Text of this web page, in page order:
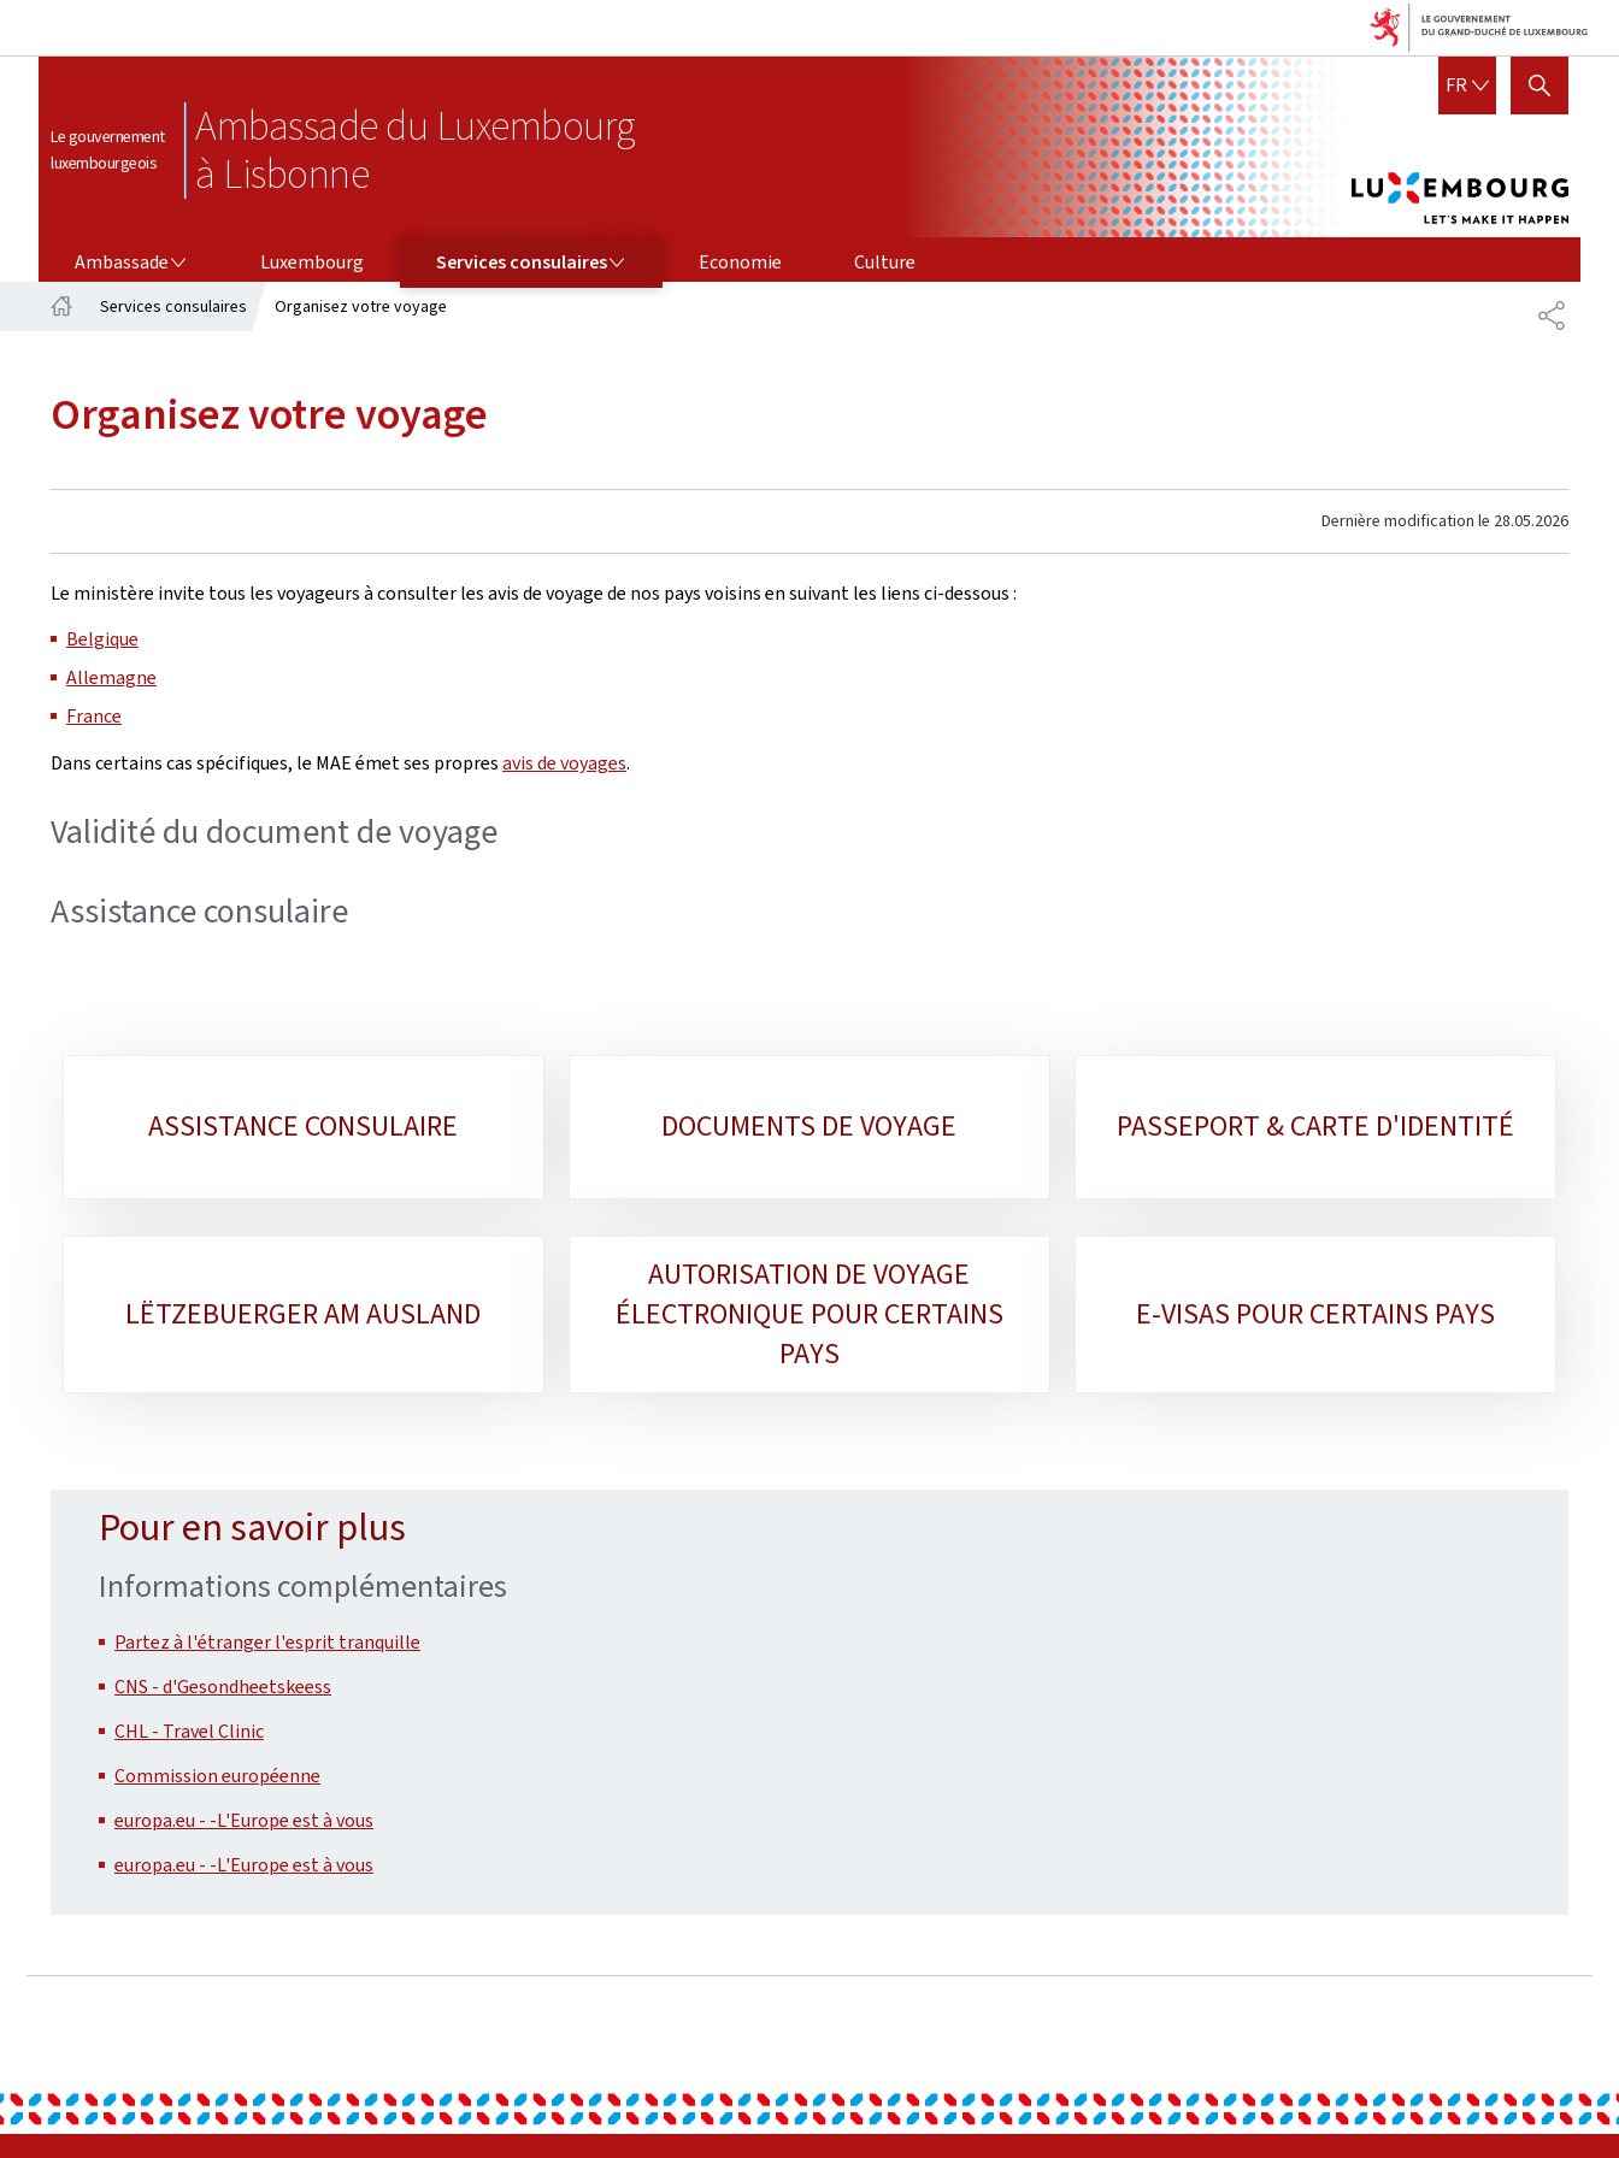
Le gouvernement
luxembourgeois
Ambassade du Luxembourg
à Lisbonne
FRFRANÇAIS
AFFICHER / MASQUER LA
Ambassade Luxembourg Services consulaires Economie
Culture
Services consulaires Organisez votre voyage
Organisez votre voyage
Dernière modification le 28.05.2026
Le ministère invite tous les voyageurs à consulter les avis de voyage de nos pays voisins en suivant les liens ci-dessous :
Belgique
Allemagne
France
Dans certains cas spécifiques, le MAE émet ses propresavis de voyages.
Validité du document de voyage
Assistance consulaire
rubriquesASSISTANCE CONSULAIRE DOCUMENTS DE VOYAGE PASSEPORT & CARTE D'IDENTITÉ
LËTZEBUERGER AM AUSLAND
AUTORISATION DE VOYAGE
ÉLECTRONIQUE POUR CERTAINS
PAYS
E-VISAS POUR CERTAINS PAYS
Pour en savoir plus
Informations complémentaires
Partez à l'étranger l'esprit tranquille
CNS - d'Gesondheetskeess
CHL - Travel Clinic
Commission européenne
europa.eu - -L'Europe est à vous
europa.eu - -L'Europe est à vous